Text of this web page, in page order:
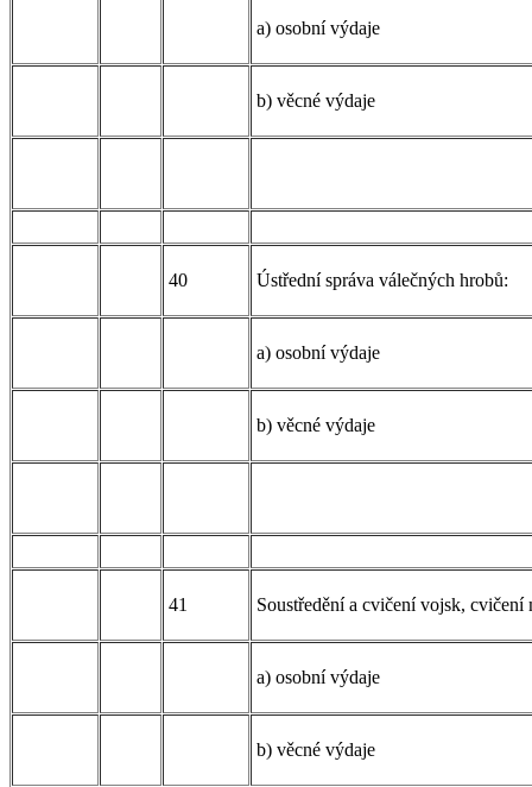
a) osobní výdaje
b) věcné výdaje
40 Ústřední správa válečných hrobů:
a) osobní výdaje
b) věcné výdaje
41 Soustředění a cvičení vojsk, cvičení
a) osobní výdaje
b) věcné výdaje